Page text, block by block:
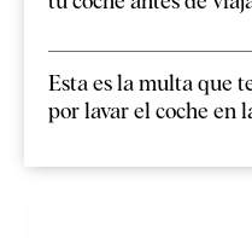
Esta es la multa que
por lavar el coche en